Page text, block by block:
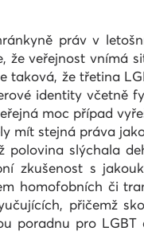
práv v
že veřejnost vnímá
taková, že třetina
identity včetně
moc případ
mít stejná práva
polovina slýchala
zkušenost s
homofobních či
přičemž
poradnu pro LGBT